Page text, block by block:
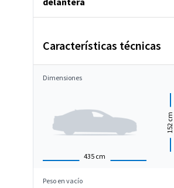
Características técnicas
Dimensiones
435 cm
152
cm
Peso en vacío